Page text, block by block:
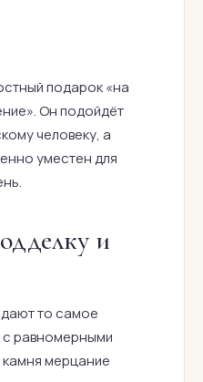
подарок «на
Он подойдёт
человеку, а
уместен для
и
то самое
с равномерными
мерцание